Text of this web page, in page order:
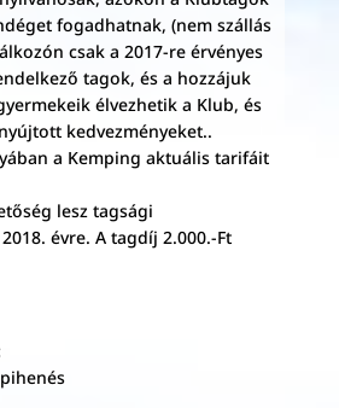
fogadhatnak, (nem szállás
csak a 2017-re érvényes
tagok, és a hozzájuk
élvezhetik a Klub, és
kedvezményeket..
a Kemping aktuális tarifáit
lesz tagsági
évre. A tagdíj 2.000.-Ft